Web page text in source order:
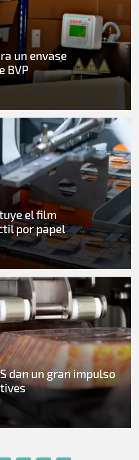
un envase
BVP
el film
por papel
dan un gran impulso